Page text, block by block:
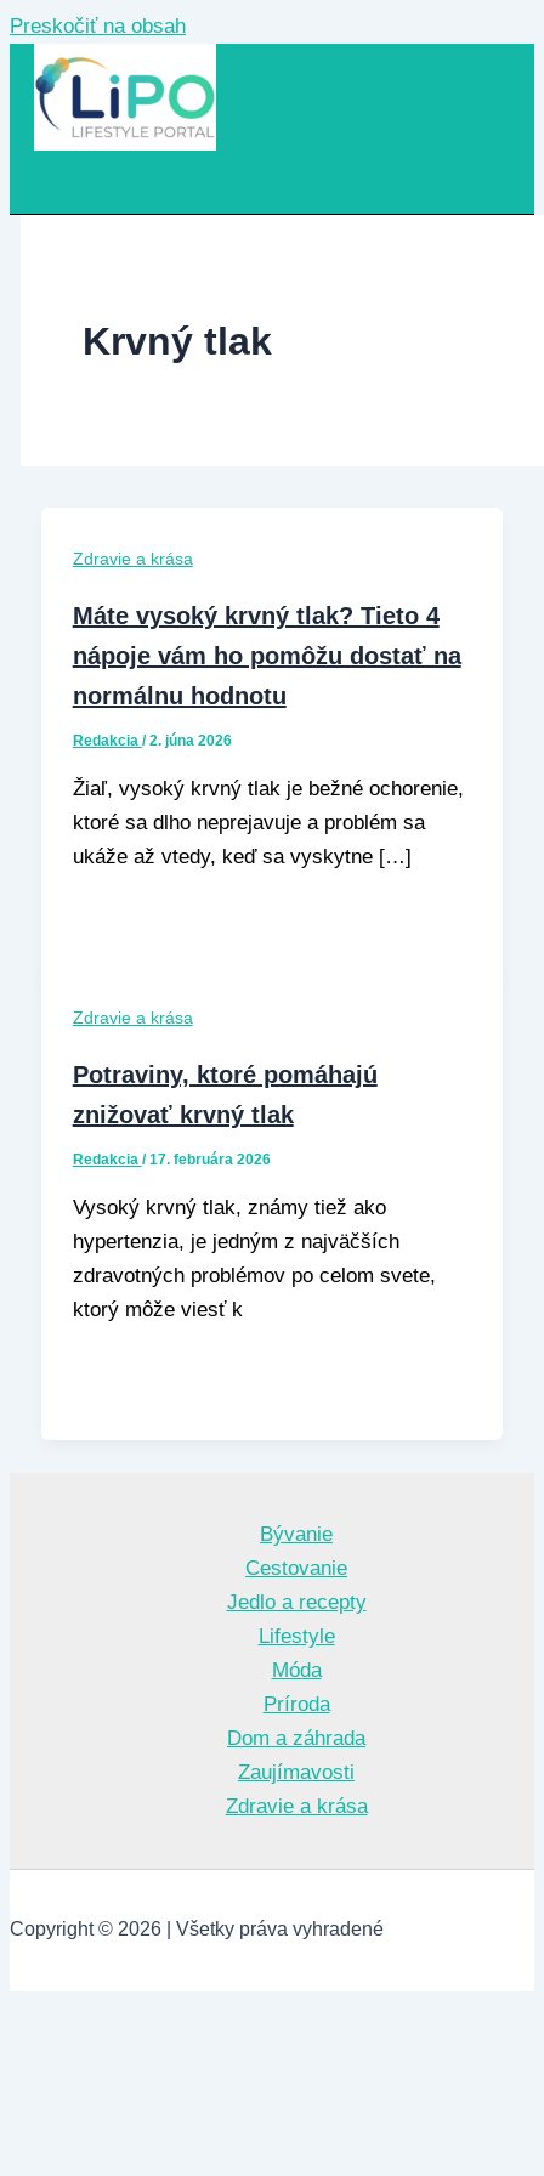
Preskočiť na obsah
Krvný tlak
Zdravie a krása
Máte vysoký krvný tlak? Tieto 4
nápoje vám ho pomôžu dostať na
normálnu hodnotu
Redakcia /2. júna 2026
Žiaľ, vysoký krvný tlak je bežné ochorenie,
ktoré sa dlho neprejavuje a problém sa
ukáže až vtedy, keď sa vyskytne […]
Zdravie a krása
Potraviny, ktoré pomáhajú
znižovať krvný tlak
Redakcia /17. februára 2026
Vysoký krvný tlak, známy tiež ako
hypertenzia, je jedným z najväčších
zdravotných problémov po celom svete,
ktorý môže viesť k
Bývanie
Cestovanie
Jedlo a recepty
Lifestyle
Móda
Príroda
Dom a záhrada
Zaujímavosti
Zdravie a krása
Copyright © 2026 | Všetky práva vyhradené